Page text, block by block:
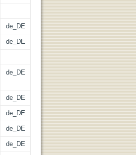
de_DE
de_DE
de_DE
de_DE
de_DE
de_DE
de_DE